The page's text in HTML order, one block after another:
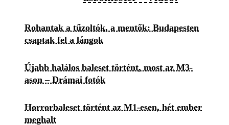
Rohantak a tűzoltók, a mentők: Budapesten
csaptak fel a lángok
Újabb halálos baleset történt, most az M3-
ason – Drámai fotók
Horrorbaleset történt az M1-esen, hét ember
meghalt